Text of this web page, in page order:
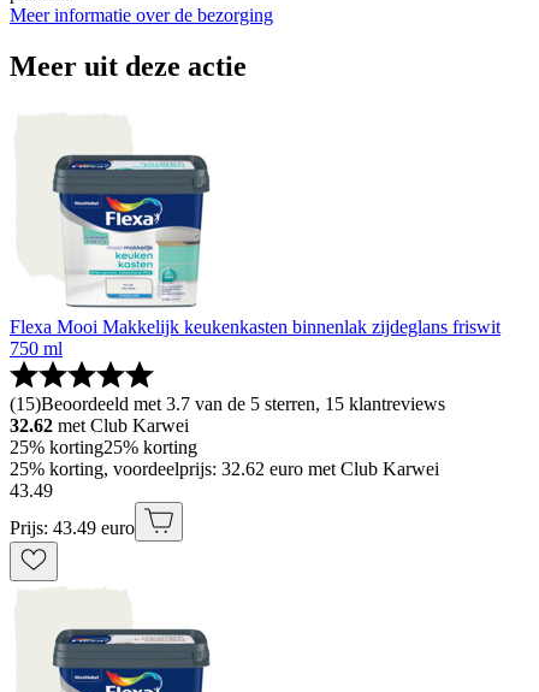
Meer informatie over de bezorging
Meer uit deze actie
Flexa Mooi Makkelijk keukenkasten binnenlak zijdeglans friswit
750 ml
(15)Beoordeeld met 3.7 van de 5 sterren, 15 klantreviews
32.62 met Club Karwei
25% korting25% korting
25% korting, voordeelprijs: 32.62 euro met Club Karwei
43.49
Prijs: 43.49 euro